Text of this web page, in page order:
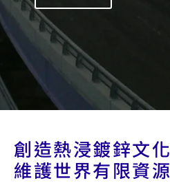
創造熱浸鍍鋅文化
維護世界有限資源